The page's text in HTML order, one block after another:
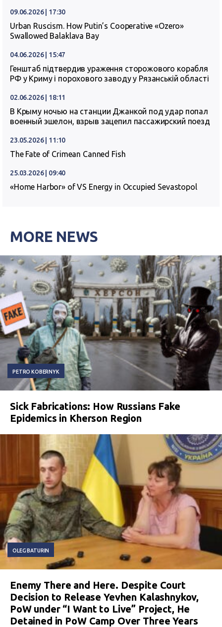
09.06.2026 | 17:30
Urban Ruscism. How Putin’s Cooperative «Ozero»
Swallowed Balaklava Bay
04.06.2026 | 15:47
Генштаб підтвердив ураження сторожового корабля
РФ у Криму і порохового заводу у Рязанській області
02.06.2026 | 18:11
В Крыму ночью на станции Джанкой под удар попал
военный эшелон, взрыв зацепил пассажирский поезд
23.05.2026 | 11:10
The Fate of Crimean Canned Fish
25.03.2026 | 09:40
«Home Harbor» of VS Energy in Occupied Sevastopol
MORE NEWS
PETRO KOBERNYK
Sick Fabrications: How Russians Fake
Epidemics in Kherson Region
OLEG BATURIN
Enemy There and Here. Despite Court
Decision to Release Yevhen Kalashnykov,
PoW under “I Want to Live” Project, He
Detained in PoW Camp Over Three Years